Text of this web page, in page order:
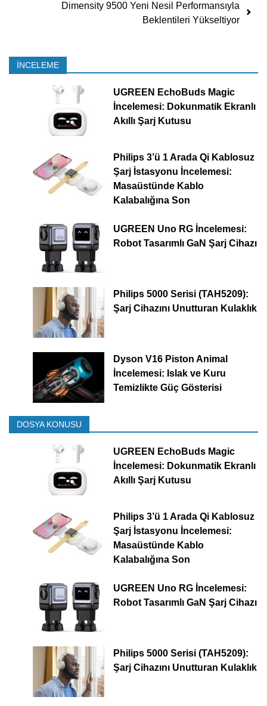
Dimensity 9500 Yeni Nesil Performansıyla
Beklentileri Yükseltiyor
İNCELEME
UGREEN EchoBuds Magic
İncelemesi: Dokunmatik Ekranlı
Akıllı Şarj Kutusu
Philips 3’ü 1 Arada Qi Kablosuz
Şarj İstasyonu İncelemesi:
Masaüstünde Kablo
Kalabalığına Son
UGREEN Uno RG İncelemesi:
Robot Tasarımlı GaN Şarj Cihazı
Philips 5000 Serisi (TAH5209):
Şarj Cihazını Unutturan Kulaklık
Dyson V16 Piston Animal
İncelemesi: Islak ve Kuru
Temizlikte Güç Gösterisi
DOSYA KONUSU
UGREEN EchoBuds Magic
İncelemesi: Dokunmatik Ekranlı
Akıllı Şarj Kutusu
Philips 3’ü 1 Arada Qi Kablosuz
Şarj İstasyonu İncelemesi:
Masaüstünde Kablo
Kalabalığına Son
UGREEN Uno RG İncelemesi:
Robot Tasarımlı GaN Şarj Cihazı
Philips 5000 Serisi (TAH5209):
Şarj Cihazını Unutturan Kulaklık